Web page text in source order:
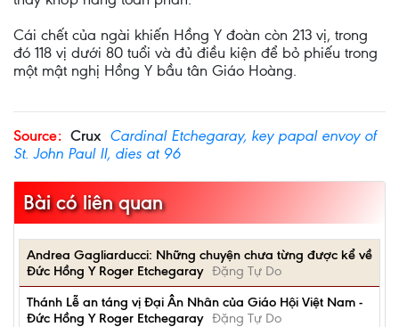
Cái chết của ngài khiến Hồng Y đoàn còn 213 vị, trong
đó 118 vị dưới 80 tuổi và đủ điều kiện để bỏ phiếu trong
một mật nghị Hồng Y bầu tân Giáo Hoàng.
Source: Crux Cardinal Etchegaray, key papal envoy of
St. John Paul II, dies at 96
Bài có liên quan
Andrea Gagliarducci: Những chuyện chưa từng được kể về
Đức Hồng Y Roger Etchegaray Đặng Tự Do
Thánh Lễ an táng vị Đại Ân Nhân của Giáo Hội Việt Nam -
Đức Hồng Y Roger Etchegaray Đặng Tự Do